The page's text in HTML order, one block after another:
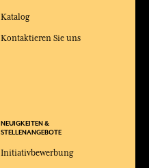
Katalog
Kontaktieren Sie uns
NEUIGKEITEN &
STELLENANGEBOTE
Initiativbewerbung